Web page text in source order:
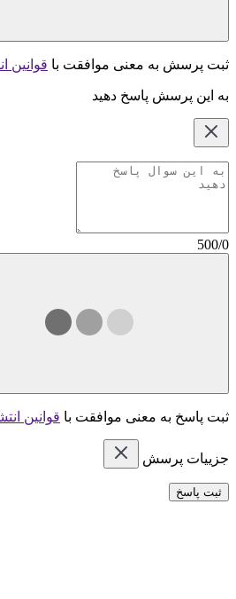
ثبت پرسش به معنی موافقت با قوانین
به این پرسش پاسخ دهید
500/0
ثبت پاسخ به معنی موافقت با قوانین
جزییات پرسش
ثبت پاسخ